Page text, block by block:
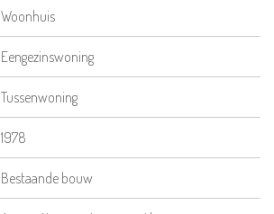
Woonhuis
Eengezinswoning
Tussenwoning
1978
Bestaande bouw